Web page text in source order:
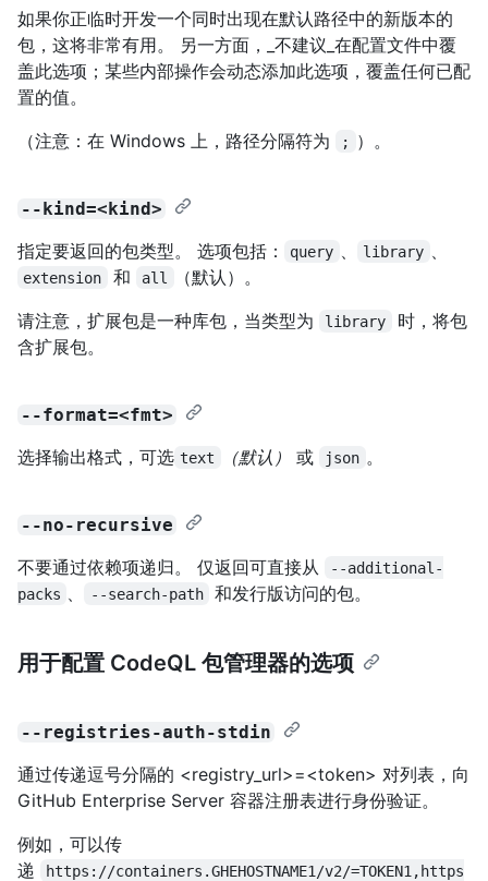
如果你正临时开发一个同时出现在默认路径中的新版本的
包，这将非常有用。 另一方面，_不建议_在配置文件中覆
盖此选项；某些内部操作会动态添加此选项，覆盖任何已配
置的值。
（注意：在 Windows 上，路径分隔符为
; ）。
--kind=<kind>
指定要返回的包类型。 选项包括： query library
extension 和 all
（默认）。
请注意，扩展包是一种库包，当类型为
library
时，将包
含扩展包。
--format=<fmt>
选择输出格式，可选 text （默认） 或 json 。
--no-recursive
不要通过依赖项递归。 仅返回可直接从
--additional-
packs
--search-path 和发行版访问的包。
用于配置 CodeQL 包管理器的选项
--registries-auth-stdin
通过传递逗号分隔的 <registry_url>=<token> 对列表，向
GitHub Enterprise Server 容器注册表进行身份验证。
例如，可以传
递
https://containers.GHEHOSTNAME1/v2/=TOKEN1,https